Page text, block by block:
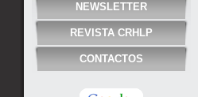
NEWSLETTER
REVISTA CRHLP
CONTACTOS